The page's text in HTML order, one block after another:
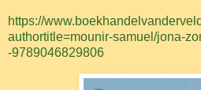
https://
authortitle=mounir-samuel/jona-
-9789046829806